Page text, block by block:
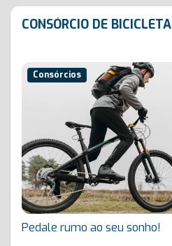
CONSÓRCIO DE BICICLETA
Consórcios
Pedale rumo ao seu sonho!